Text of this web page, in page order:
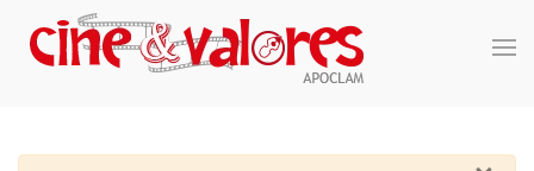
Skip to main content